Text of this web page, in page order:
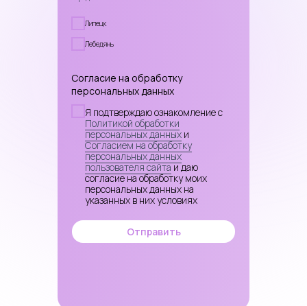
Липецк
Лебедянь
Согласие на обработку
персональных данных
Я подтверждаю ознакомление с
Политикой обработки
персональных данных и
Согласием на обработку
персональных данных
пользователя сайтаи даю
согласие на обработку моих
персональных данных на
указанных в них условиях
Отправить